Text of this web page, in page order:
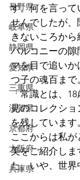
長野県
岐阜県
静岡県
愛知県
三重県
滋賀県
京都府
大阪府
兵庫県
す。何を言って
せんでしたが
きないころから
バルコニーの
マを目で追い
つ子の魂百ま
「常識とは、
見のコレクシ
を残しています
ここからは私
美をご紹介し
た、いや、世界